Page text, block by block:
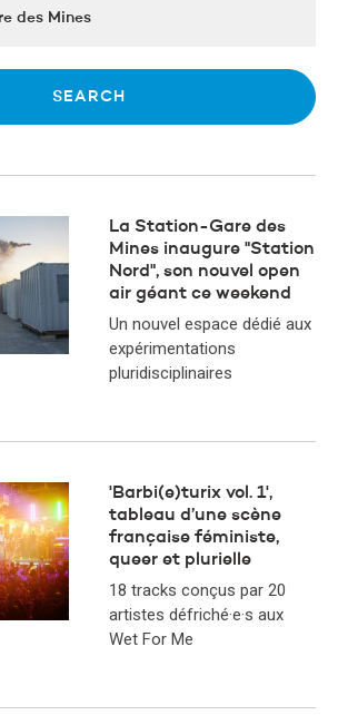
La Station-Gare des
Mines inaugure "Station
Nord", son nouvel open
air géant ce weekend
Un nouvel espace dédié aux
expérimentations
pluridisciplinaires
'Barbi(e)turix vol. 1',
tableau d’une scène
française féministe,
queer et plurielle
18 tracks conçus par 20
artistes défriché·e·s aux
Wet For Me